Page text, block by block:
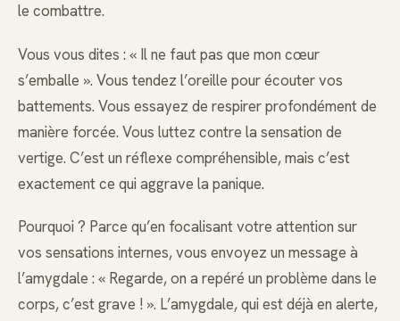
le combattre.
Vous vous dites : « Il ne faut pas que mon cœur
s’emballe ». Vous tendez l’oreille pour écouter vos
battements. Vous essayez de respirer profondément de
manière forcée. Vous luttez contre la sensation de
vertige. C’est un réflexe compréhensible, mais c’est
exactement ce qui aggrave la panique.
Pourquoi ? Parce qu’en focalisant votre attention sur
vos sensations internes, vous envoyez un message à
l’amygdale : « Regarde, on a repéré un problème dans le
corps, c’est grave ! ». L’amygdale, qui est déjà en alerte,